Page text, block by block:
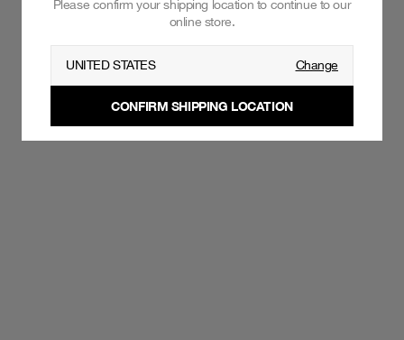
Please confirm your shipping location to continue to our
online store.
UNITED STATES Change
CONFIRM SHIPPING LOCATION